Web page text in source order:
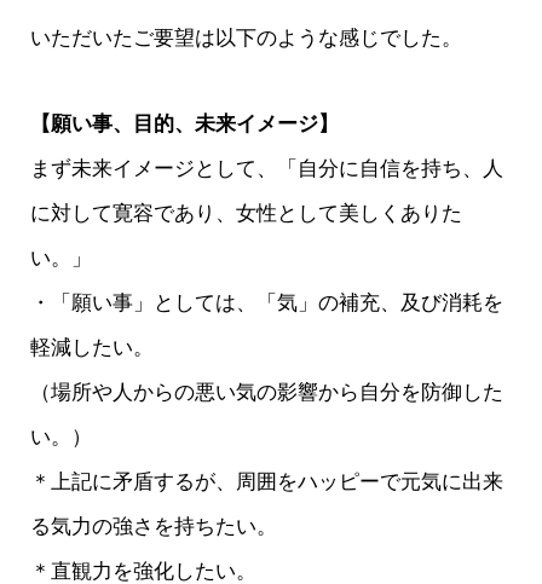
いただいたご要望は以下のような感じでした。
【願い事、目的、未来イメージ】
まず未来イメージとして、「自分に自信を持ち、人
に対して寛容であり、女性として美しくありた
い。」
・「願い事」としては、「気」の補充、及び消耗を
軽減したい。
（場所や人からの悪い気の影響から自分を防御した
い。）
＊上記に矛盾するが、周囲をハッピーで元気に出来
る気力の強さを持ちたい。
＊直観力を強化したい。